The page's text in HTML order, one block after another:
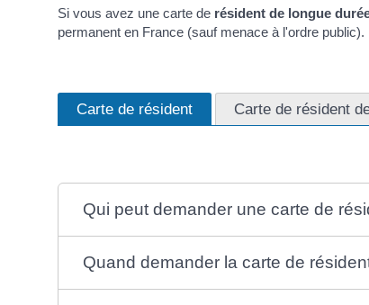
Si vous avez une carte de résident de longue
permanent en France (sauf menace à l'ordre
Carte de résident Carte de résident
Qui peut demander une carte de
Quand demander la carte de